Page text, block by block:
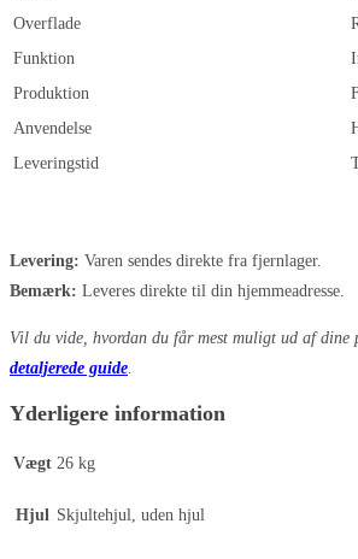
Overflade
Funktion
Produktion
Anvendelse
Leveringstid
Levering: Varen sendes direkte fra fjernlager.
Bemærk: Leveres direkte til din hjemmeadresse.
Vil du vide, hvordan du får mest muligt ud af dine
detaljerede guide
Yderligere information
Vægt 26 kg
Hjul Skjultehjul, uden hjul